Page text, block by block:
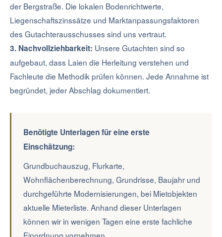
der Bergstraße. Die lokalen Bodenrichtwerte,
Liegenschaftszinssätze und Marktanpassungsfaktoren
des Gutachterausschusses sind uns vertraut.
3. Nachvollziehbarkeit: Unsere Gutachten sind so
aufgebaut, dass Laien die Herleitung verstehen und
Fachleute die Methodik prüfen können. Jede Annahme ist
begründet, jeder Abschlag dokumentiert.
Benötigte Unterlagen für eine erste
Einschätzung:
Grundbuchauszug, Flurkarte,
Wohnflächenberechnung, Grundrisse, Baujahr und
durchgeführte Modernisierungen, bei Mietobjekten
aktuelle Mieterliste. Anhand dieser Unterlagen
können wir in wenigen Tagen eine erste fachliche